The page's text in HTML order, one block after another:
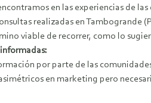
en las experiencias de
realizadas en
viable de recorrer, como lo
por parte de las
en marketing pero